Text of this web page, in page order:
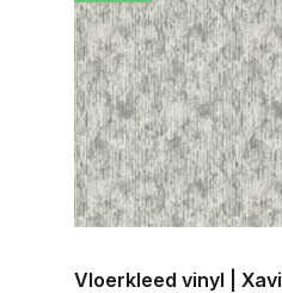
Vloerkleed vinyl | Xavi